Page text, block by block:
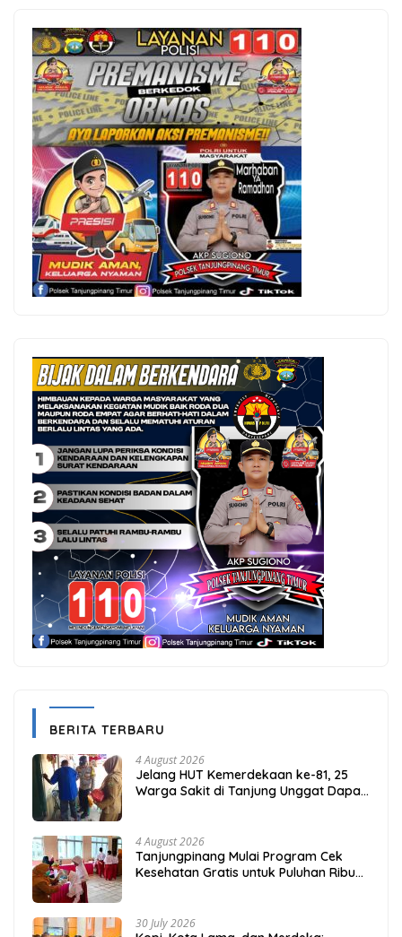
BERITA TERBARU
4 August 2026
Jelang HUT Kemerdekaan ke-81, 25
Warga Sakit di Tanjung Unggat Dapat
4 August 2026
Tanjungpinang Mulai Program Cek
Kesehatan Gratis untuk Puluhan Ribu
30 July 2026